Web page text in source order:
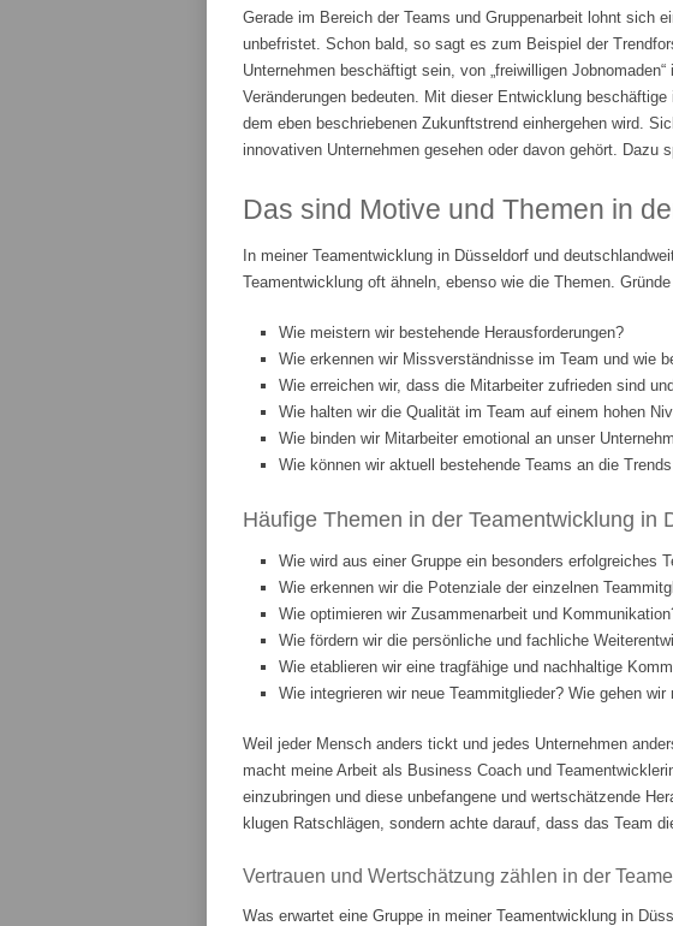
Gerade im Bereich der Teams und Gruppenarbeit lohnt sich
unbefristet. Schon bald, so sagt es zum Beispiel der
Unternehmen beschäftigt sein, von „freiwilligen
Veränderungen bedeuten. Mit dieser Entwicklung
dem eben beschriebenen Zukunftstrend einhergehen wird.
innovativen Unternehmen gesehen oder davon gehört. Dazu
Das sind Motive und Themen in
In meiner Teamentwicklung in Düsseldorf und
Teamentwicklung oft ähneln, ebenso wie die Themen.
Wie meistern wir bestehende Herausforderungen?
Wie erkennen wir Missverständnisse im Team und wie
Wie erreichen wir, dass die Mitarbeiter zufrieden sind
Wie halten wir die Qualität im Team auf einem hohen
Wie binden wir Mitarbeiter emotional an unser
Wie können wir aktuell bestehende Teams an die
Häufige Themen in der Teamentwicklung in
Wie wird aus einer Gruppe ein besonders erfolgreiches
Wie erkennen wir die Potenziale der einzelnen
Wie optimieren wir Zusammenarbeit und
Wie fördern wir die persönliche und fachliche
Wie etablieren wir eine tragfähige und nachhaltige
Wie integrieren wir neue Teammitglieder? Wie gehen
Weil jeder Mensch anders tickt und jedes Unternehmen
macht meine Arbeit als Business Coach und
einzubringen und diese unbefangene und wertschätzende
klugen Ratschlägen, sondern achte darauf, dass das Team
Vertrauen und Wertschätzung zählen in der
Was erwartet eine Gruppe in meiner Teamentwicklung in